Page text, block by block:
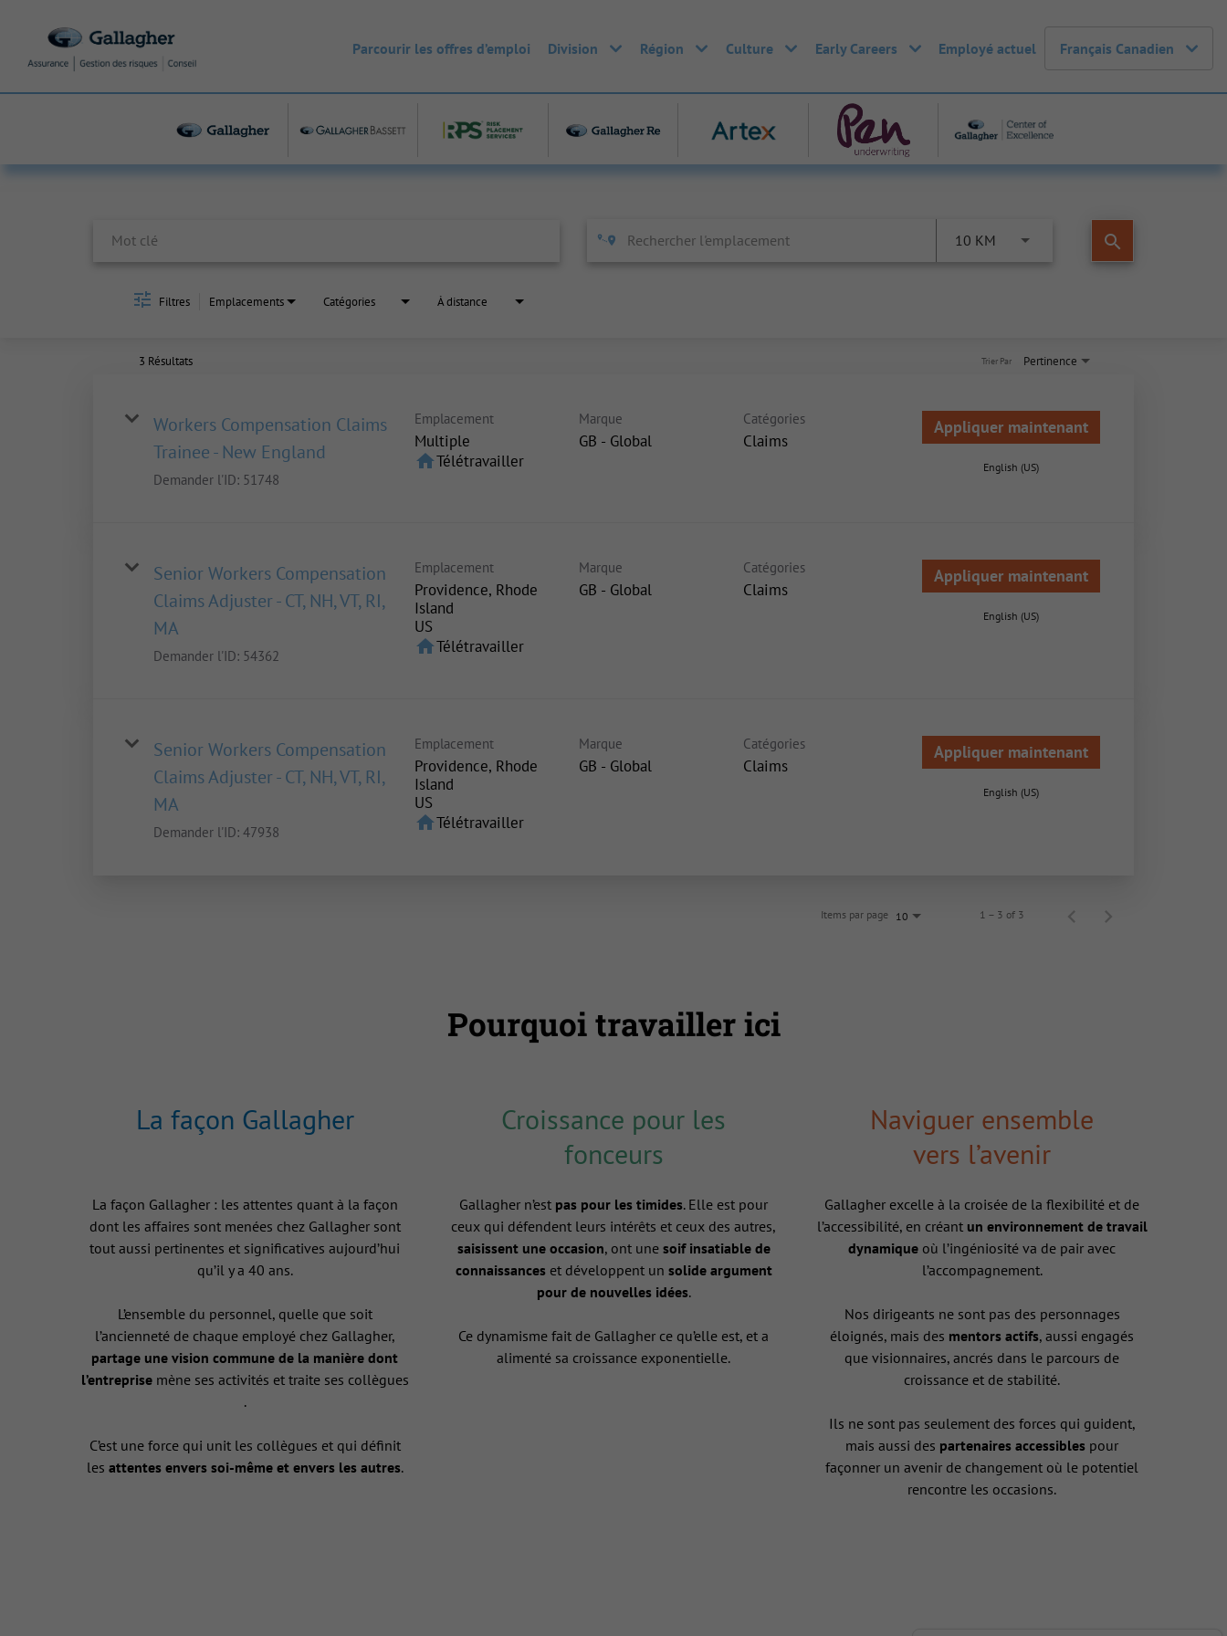
Parcourir les offres d’emploi Division Région Culture Early Careers Employé actuel Français Canadien
10 KM search
Filtres Emplacements Catégories À distance
3 Résultats Pertinence
Trier Par
Workers Compensation Claims
Trainee - New England
Demander l'ID: 51748
Emplacement
Multiple
homeTélétravailler
Marque
GB - Global
Catégories
Claims
Appliquer maintenant
English (US)
Senior Workers Compensation
Claims Adjuster - CT, NH, VT, RI,
MA
Demander l'ID: 54362
Emplacement
Providence, Rhode
Island
homeTélétravailler
Marque
GB - Global
Catégories
Claims
Appliquer maintenant
English (US)
Senior Workers Compensation
Claims Adjuster - CT, NH, VT, RI,
MA
Demander l'ID: 47938
Emplacement
Providence, Rhode
Island
homeTélétravailler
Marque
GB - Global
Catégories
Claims
Appliquer maintenant
English (US)
Items par page 10 1 – 3 of 3
Pourquoi travailler ici
La façon Gallagher
La façon Gallagher : les attentes quant à la façon
dont les affaires sont menées chez Gallagher sont
tout aussi pertinentes et significatives aujourd’hui
qu’il y a 40 ans.
L’ensemble du personnel, quelle que soit
l’ancienneté de chaque employé chez Gallagher,
partage une vision commune de la manière dont
l’entreprisemène ses activités et traite ses collègues
.
C’est une force qui unit les collègues et qui définit
les attentes envers soi-même et envers les autres.
Croissance pour les
fonceurs
Gallagher n’est pas pour les timides. Elle est pour
ceux qui défendent leurs intérêts et ceux des autres,
saisissent une occasion, ont une soif insatiable de
connaissanceset développent un solide argument
pour de nouvelles idées.
Ce dynamisme fait de Gallagher ce qu’elle est, et a
alimenté sa croissance exponentielle.
Naviguer ensemble
vers l’avenir
Gallagher excelle à la croisée de la flexibilité et de
l’accessibilité, en créant un environnement de travail
dynamique où l’ingéniosité va de pair avec
l’accompagnement.
Nos dirigeants ne sont pas des personnages
éloignés, mais des mentors actifs, aussi engagés
que visionnaires, ancrés dans le parcours de
croissance et de stabilité.
Ils ne sont pas seulement des forces qui guident,
mais aussi des partenaires accessibles pour
façonner un avenir de changement où le potentiel
rencontre les occasions.